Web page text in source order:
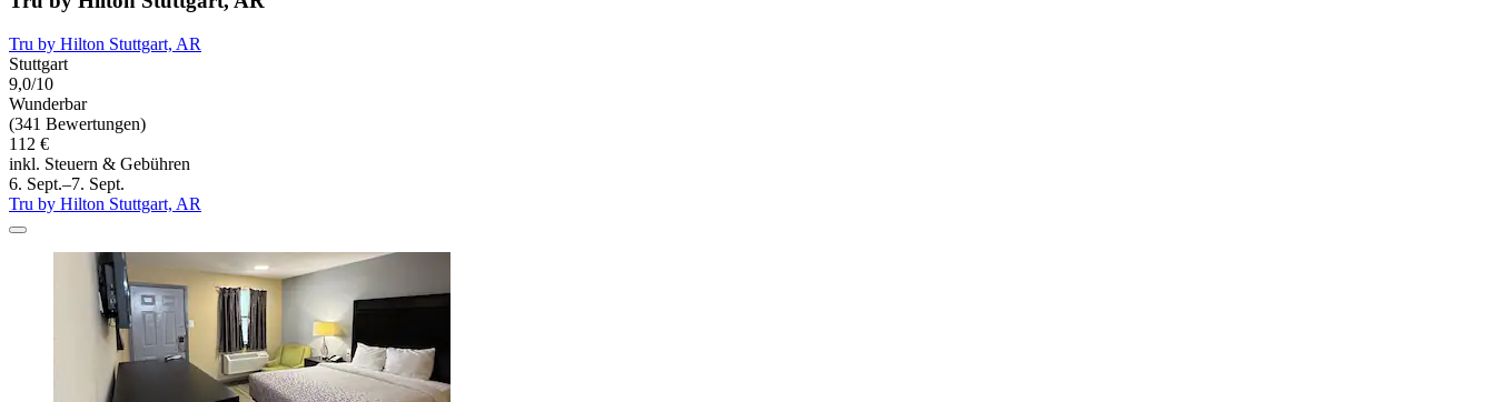
Tru by Hilton Stuttgart, AR
Stuttgart
9,0/10
Wunderbar
(341 Bewertungen)
112 €
inkl. Steuern & Gebühren
6. Sept.–7. Sept.
Tru by Hilton Stuttgart, AR